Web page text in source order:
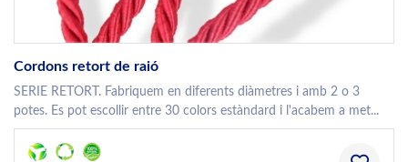
Cordons retort de raió
SERIE RETORT. Fabriquem en diferents diàmetres i amb 2 o 3
potes. Es pot escollir entre 30 colors estàndard i l'acabem a met...